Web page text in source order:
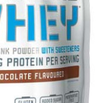
ДОБАВКИ ДЛЯ